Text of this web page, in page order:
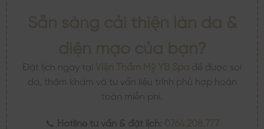
Đặt lịch ngay tại
để được soi
da, thăm khám và tư vấn liệu trình phù hợp hoàn
toàn miễn phí.
📞 Hotline tư vấn & đặt lịch: